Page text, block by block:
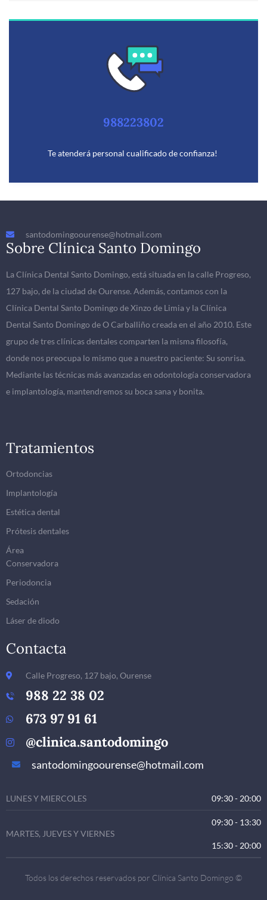
988223802
Te atenderá personal cualificado de confianza!
santodomingoourense@hotmail.com
Sobre Clínica Santo Domingo
La Clínica Dental Santo Domingo, está situada en la calle Progreso,
127 bajo, de la ciudad de Ourense. Además, contamos con la
Clínica Dental Santo Domingo de Xinzo de Limia y la Clínica
Dental Santo Domingo de O Carballiño creada en el año 2010. Este
grupo de tres clínicas dentales comparten la misma filosofía,
donde nos preocupa lo mismo que a nuestro paciente: Su sonrisa.
Mediante las técnicas más avanzadas en odontología conservadora
e implantología, mantendremos su boca sana y bonita.
Tratamientos
Ortodoncias
Implantología
Estética dental
Prótesis dentales
Área
Conservadora
Periodoncia
Sedación
Láser de diodo
Contacta
Calle Progreso, 127 bajo, Ourense
988 22 38 02
673 97 91 61
@clinica.santodomingo
santodomingoourense@hotmail.com
LUNES Y MIERCOLES 09:30 - 20:00
MARTES, JUEVES Y VIERNES
09:30 - 13:30
15:30 - 20:00
Todos los derechos reservados por Clínica Santo Domingo ©